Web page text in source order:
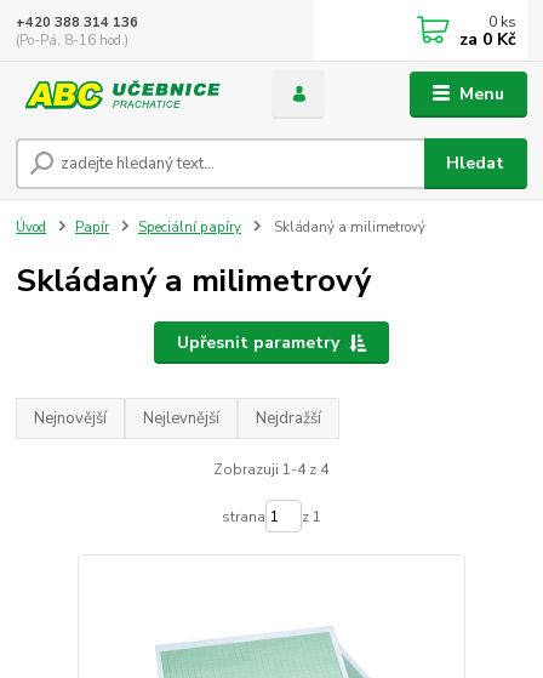
Menu
Hledat
+420 388 314 136
(Po-Pá, 8-16 hod.)
0 ks
za 0 Kč
Úvod Papír Speciální papíry Skládaný a milimetrový
Skládaný a milimetrový
Upřesnit parametry
Nejnovější Nejlevnější Nejdražší
Zobrazuji 1-4 z 4
strana z 1